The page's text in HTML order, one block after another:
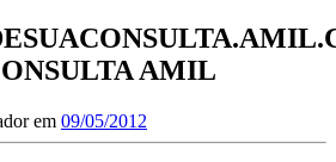
AMIL
em 09/05/2012